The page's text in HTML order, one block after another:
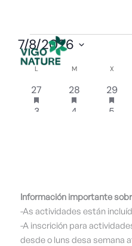
contenido
Información importante
-As actividades están
-A inscrición para
desde o luns desa semana